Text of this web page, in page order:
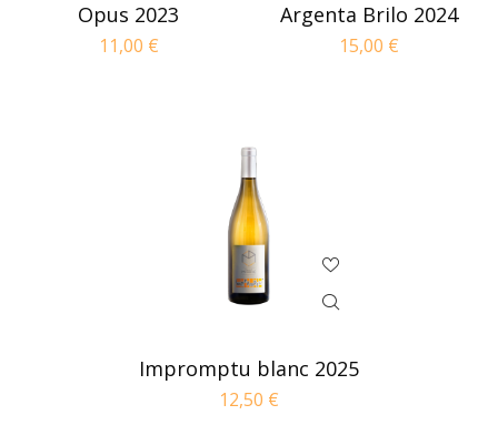
Opus 2023
11,00 €
Argenta Brilo 2024
15,00 €
Impromptu blanc 2025
12,50 €